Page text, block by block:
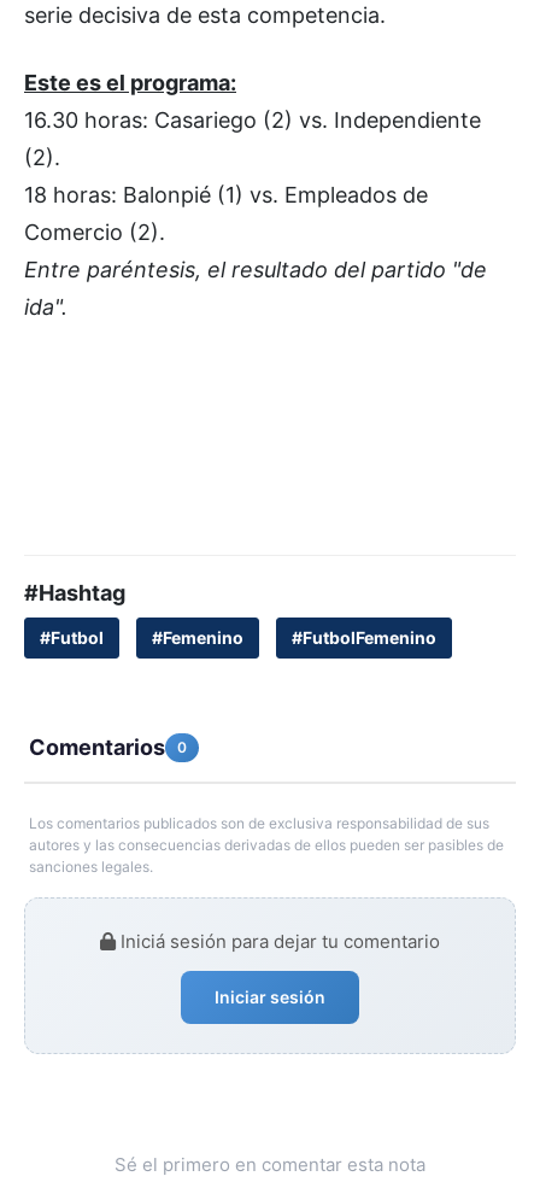
serie decisiva de esta competencia.
Este es el programa:
16.30 horas: Casariego (2) vs. Independiente
(2).
18 horas: Balonpié (1) vs. Empleados de
Comercio (2).
Entre paréntesis, el resultado del partido "de
ida".
#Hashtag
#Futbol #Femenino #FutbolFemenino
Comentarios 0
Los comentarios publicados son de exclusiva responsabilidad de sus
autores y las consecuencias derivadas de ellos pueden ser pasibles de
sanciones legales.
Iniciá sesión para dejar tu comentario
Iniciar sesión
Sé el primero en comentar esta nota